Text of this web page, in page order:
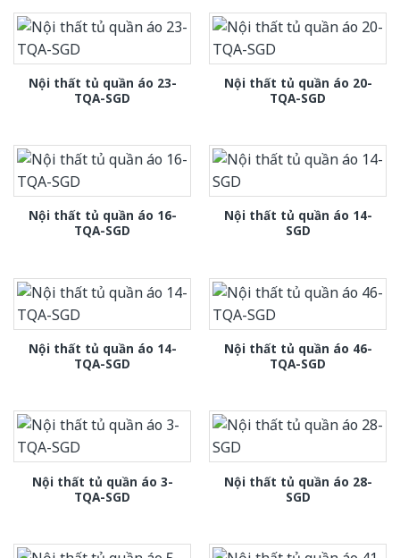
Nội thất tủ quần áo 23-
TQA-SGD
Nội thất tủ quần áo 20-
TQA-SGD
Nội thất tủ quần áo 16-
TQA-SGD
Nội thất tủ quần áo 14-
SGD
Nội thất tủ quần áo 14-
TQA-SGD
Nội thất tủ quần áo 46-
TQA-SGD
Nội thất tủ quần áo 3-
TQA-SGD
Nội thất tủ quần áo 28-
SGD